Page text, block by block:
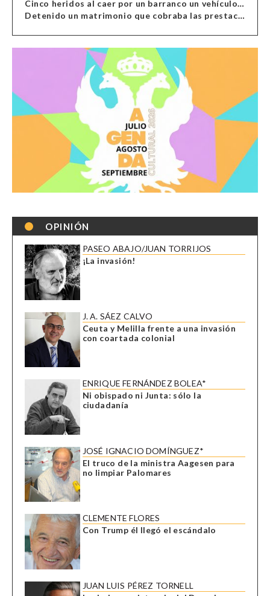
Cinco heridos al caer por un barranco un vehículo en Alcolea
Detenido un matrimonio que cobraba las prestaciones de ilegales en Almería, Granada, Málaga, Huelva y Murcia
OPINIÓN
PASEO ABAJO/JUAN TORRIJOS
¡La invasión!
J. A. SÁEZ CALVO
Ceuta y Melilla frente a una invasión
con coartada colonial
ENRIQUE FERNÁNDEZ BOLEA*
Ni obispado ni Junta: sólo la
ciudadanía
JOSÉ IGNACIO DOMÍNGUEZ*
El truco de la ministra Aagesen para
no limpiar Palomares
CLEMENTE FLORES
Con Trump él llegó el escándalo
JUAN LUIS PÉREZ TORNELL